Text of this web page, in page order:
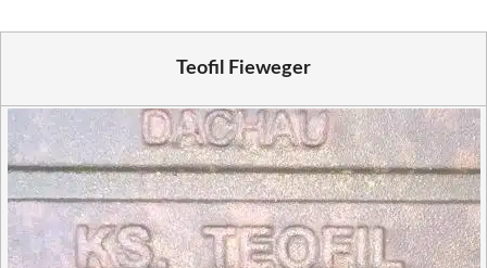
Teofil Fieweger